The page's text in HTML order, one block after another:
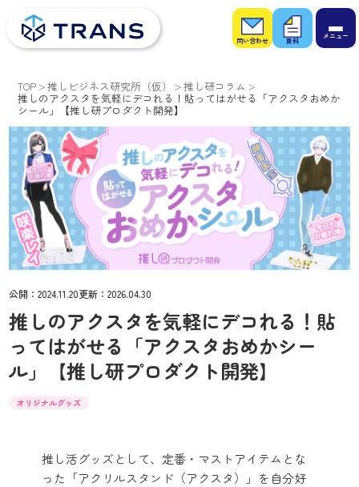
お問
い合
わせ
お役
立ち
資料
TOP 推しビジネス研究所（仮） 推し研コラム
推しのアクスタを気軽にデコれる！貼ってはがせる「アクスタおめか
シール」【推し研プロダクト開発】
公開：2024.11.20更新：2026.04.30
推しのアクスタを気軽にデコれる！貼
ってはがせる「アクスタおめかシー
ル」【推し研プロダクト開発】
オリジナルグッズ
推し活グッズとして、定番・マストアイテムとな
った「アクリルスタンド（アクスタ）」を自分好